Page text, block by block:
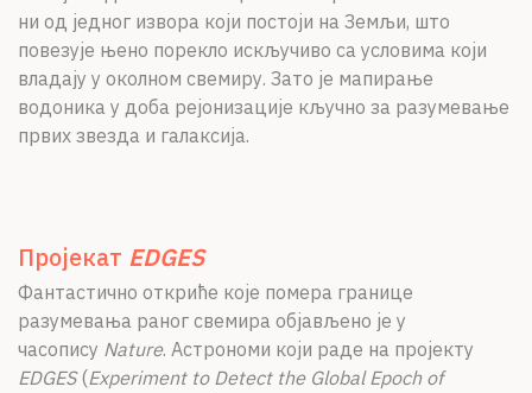
ни од једног извора који постоји на Земљи, што
повезује њено порекло искључиво са условима који
владају у околном свемиру. Зато је мапирање
водоника у доба рејонизације кључно за разумевање
првих звезда и галаксија.
Пројекат EDGES
Фантастично откриће које помера границе
разумевања раног свемира објављено је у
часопису Nature. Астрономи који раде на пројекту
EDGES(Experiment to Detect the Global Epoch of